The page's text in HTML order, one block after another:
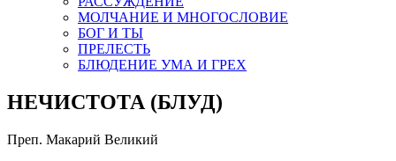
МОЛЧАНИЕ И МНОГОСЛОВИЕ
БОГ И ТЫ
ПРЕЛЕСТЬ
БЛЮДЕНИЕ УМА И ГРЕХ
НЕЧИСТОТА (БЛУД)
Преп. Макарий Великий